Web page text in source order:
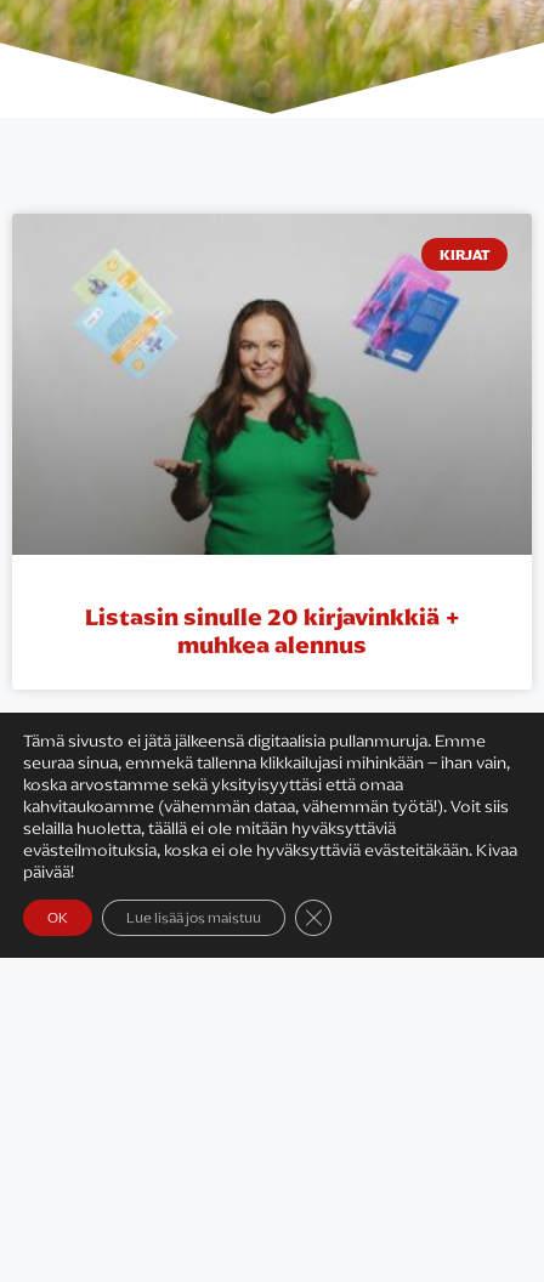
KIRJAT
Listasin sinulle 20 kirjavinkkiä +
muhkea alennus
KIRJAILIJAN TYÖ
Tämä sivusto ei jätä jälkeensä digitaalisia pullanmuruja. Emme
seuraa sinua, emmekä tallenna klikkailujasi mihinkään – ihan vain,
koska arvostamme sekä yksityisyyttäsi että omaa
kahvitaukoamme (vähemmän dataa, vähemmän työtä!). Voit siis
selailla huoletta, täällä ei ole mitään hyväksyttäviä
evästeilmoituksia, koska ei ole hyväksyttäviä evästeitäkään. Kivaa
päivää!
OK Lue lisää jos maistuu Sulje evästebanneri